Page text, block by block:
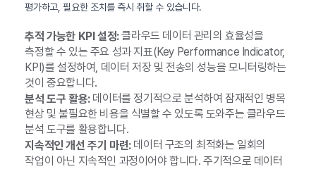
평가하고, 필요한 조치를 즉시 취할 수 있습니다.
추적 가능한 KPI 설정:클라우드 데이터 관리의 효율성을
측정할 수 있는 주요 성과 지표(Key Performance Indicator,
KPI)를 설정하여, 데이터 저장 및 전송의 성능을 모니터링하는
것이 중요합니다.
분석 도구 활용:데이터를 정기적으로 분석하여 잠재적인 병목
현상 및 불필요한 비용을 식별할 수 있도록 도와주는 클라우드
분석 도구를 활용합니다.
지속적인 개선 주기 마련:데이터 구조의 최적화는 일회의
작업이 아닌 지속적인 과정이어야 합니다. 주기적으로 데이터